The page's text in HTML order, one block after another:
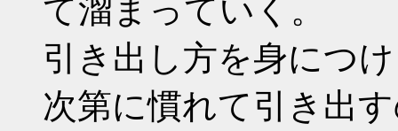
て溜まっていく。
引き出し方を身につ
次第に慣れて引き出